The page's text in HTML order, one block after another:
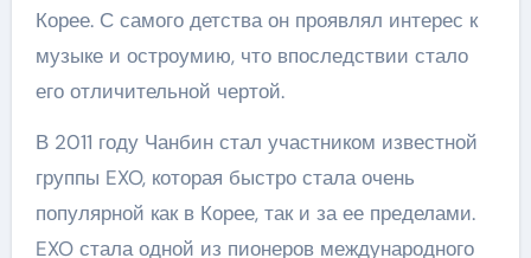
Корее. С самого детства он проявлял интерес к
музыке и остроумию, что впоследствии стало
его отличительной чертой.
В 2011 году Чанбин стал участником известной
группы EXO, которая быстро стала очень
популярной как в Корее, так и за ее пределами.
EXO стала одной из пионеров международного